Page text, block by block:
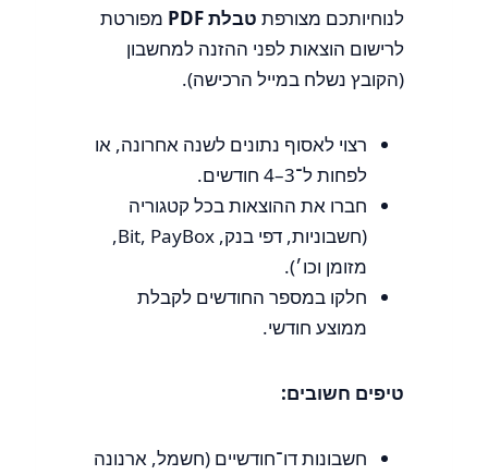
לנוחיותכם מצורפת טבלת PDF
מפורטת
לרישום הוצאות לפני ההזנה למחשבון
(הקובץ נשלח במייל הרכישה).
רצוי לאסוף נתונים לשנה אחרונה, או
לפחות ל־3–4 חודשים.
חברו את ההוצאות בכל קטגוריה
(חשבוניות, דפי בנק, Bit, PayBox,
מזומן וכו׳).
חלקו במספר החודשים לקבלת
ממוצע חודשי.
טיפים חשובים:
חשבונות דו־חודשיים (חשמל, ארנונה